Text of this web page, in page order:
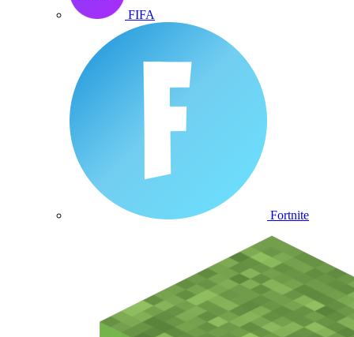
FIFA
Fortnite